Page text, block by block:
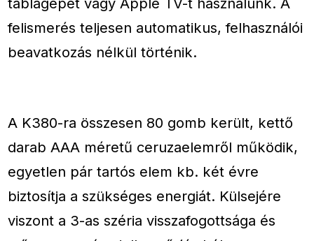
felismerés teljesen automatikus, felhasználói
beavatkozás nélkül történik.
A K380-ra összesen 80 gomb került, kettő
darab AAA méretű ceruzaelemről működik,
egyetlen pár tartós elem kb. két évre
biztosítja a szükséges energiát. Külsejére
viszont a 3-as széria visszafogottsága és